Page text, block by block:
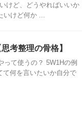
けど、どうやればいいか
けど何か ...
考整理の骨格】
って使うの？ 5W1Hの例
何を言いたいか自分で